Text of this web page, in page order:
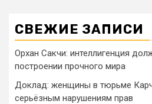
СВЕЖИЕ ЗАПИСИ
Орхан Сакчи: интеллигенция
построении прочного мира
Доклад: женщины в тюрьме
серьёзным нарушениям прав